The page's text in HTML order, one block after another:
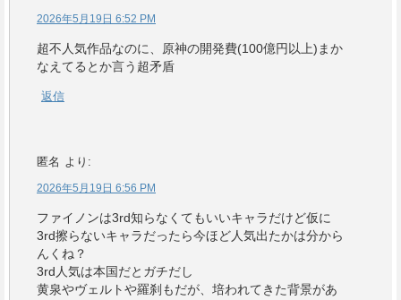
2026年5月19日 6:52 PM
超不人気作品なのに、原神の開発費(100億円以上)まか
なえてるとか言う超矛盾
返信
匿名 より:
2026年5月19日 6:56 PM
ファイノンは3rd知らなくてもいいキャラだけど仮に
3rd擦らないキャラだったら今ほど人気出たかは分から
んくね？
3rd人気は本国だとガチだし
黄泉やヴェルトや羅刹もだが、培われてきた背景があ